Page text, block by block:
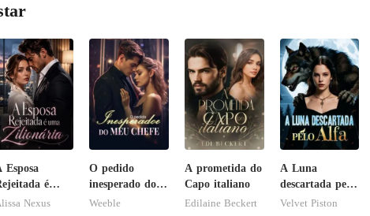
Esposa
é
Zilionária
Nexus
O pedido
inesperado do
meu chefe
Weeble
A prometida do
Capo italiano
Edilaine Beckert
A Luna
descartada pelo
Alfa
Velvet Piston